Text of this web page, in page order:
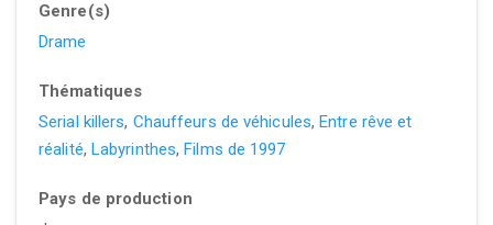
Genre(s)
Drame
Thématiques
Serial killers, Chauffeurs de véhicules,Entre rêve et
réalité, Labyrinthes,Films de 1997
Pays de production